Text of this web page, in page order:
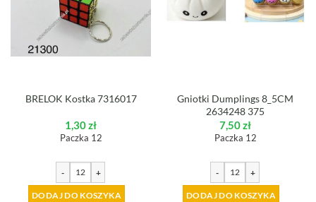
BRELOK Kostka 7316017
1,30zł
Paczka 12
- +
DODAJ DO KOSZYKA
Gniotki Dumplings 8_5CM
2634248 375
7,50zł
Paczka 12
- +
DODAJ DO KOSZYKA